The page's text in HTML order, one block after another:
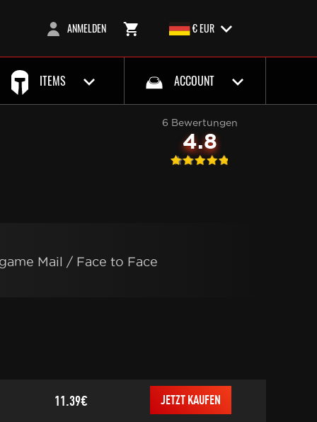
ANMELDEN € EUR
ITEMS ACCOUNT
6 Bewertungen
4.8
Mail / Face to Face
11.39€ JETZT KAUFEN